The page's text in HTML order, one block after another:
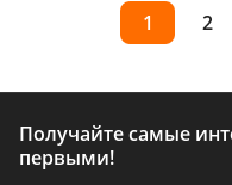
1 2
Получайте самые
первыми!